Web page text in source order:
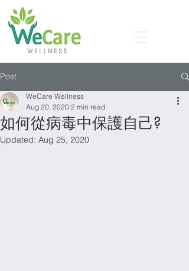
Post
如何從病毒中保護自己?
WeCare Wellness
Aug 20, 2020 2 min read
Updated: Aug 25, 2020